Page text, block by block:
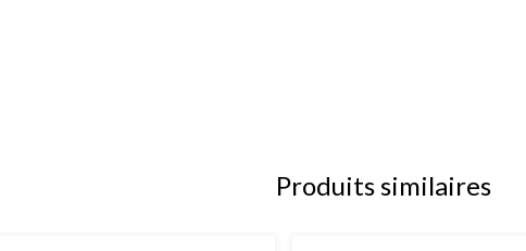
Produits similaires